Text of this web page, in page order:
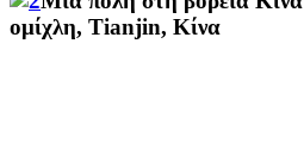
ομίχλη, Tianjin, Κίνα